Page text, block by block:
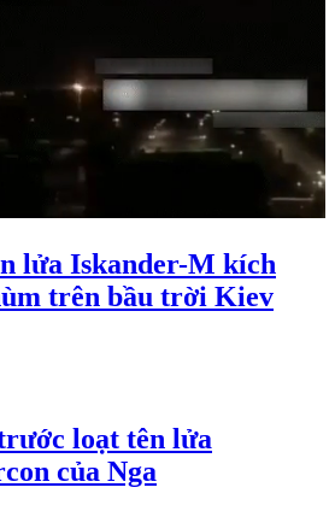
lửa Iskander-M kích
trên bầu trời Kiev
loạt tên lửa
của Nga